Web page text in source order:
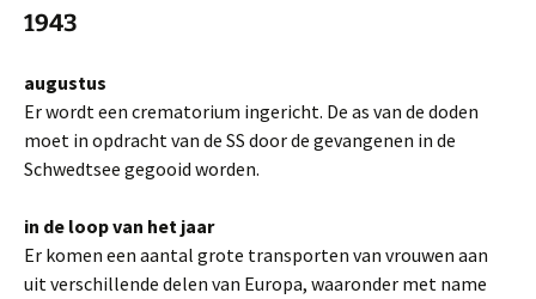
1943
augustus
Er wordt een crematorium ingericht. De as van de doden
moet in opdracht van de SS door de gevangenen in de
Schwedtsee gegooid worden.
in de loop van het jaar
Er komen een aantal grote transporten van vrouwen aan
uit verschillende delen van Europa, waaronder met name